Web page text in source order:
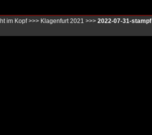
im Kopf>>> Klagenfurt 2021 >>> 2022-07-31-stampf